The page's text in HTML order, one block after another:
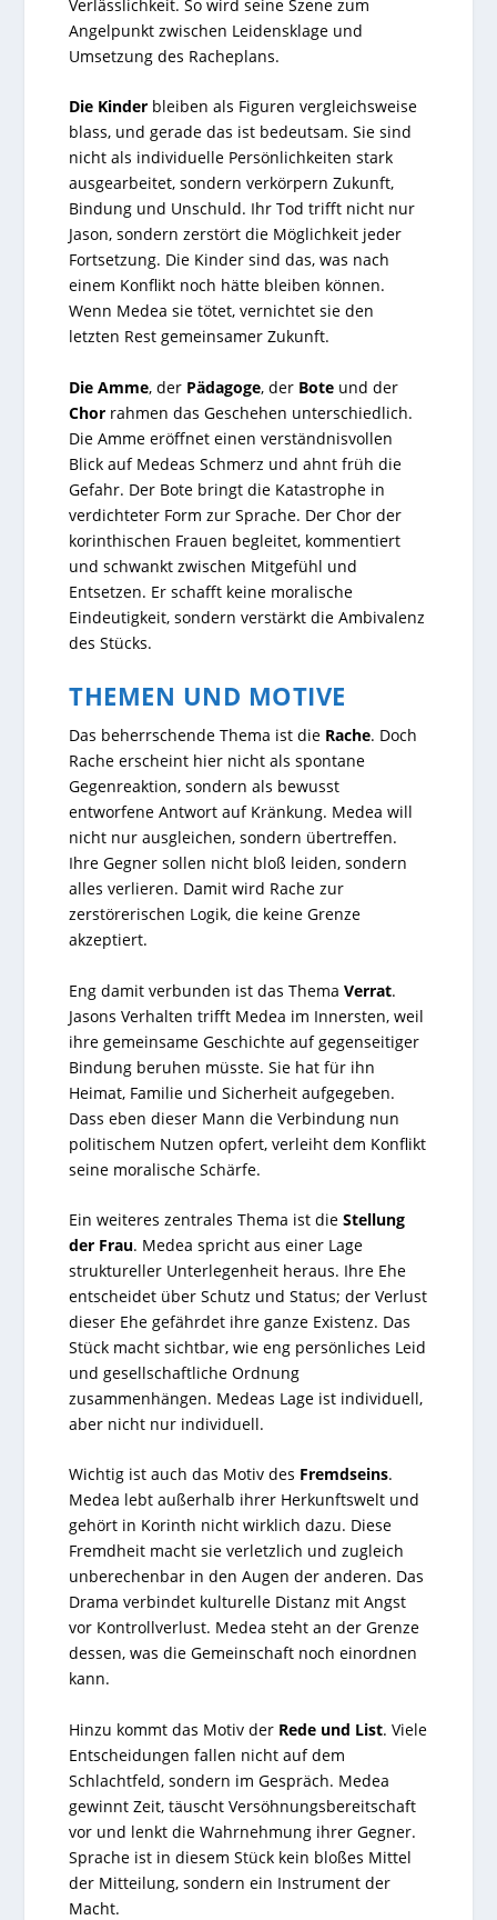
Verlässlichkeit. So wird seine Szene zum
Angelpunkt zwischen Leidensklage und
Umsetzung des Racheplans.
Die Kinder bleiben als Figuren vergleichsweise
blass, und gerade das ist bedeutsam. Sie sind
nicht als individuelle Persönlichkeiten stark
ausgearbeitet, sondern verkörpern Zukunft,
Bindung und Unschuld. Ihr Tod trifft nicht nur
Jason, sondern zerstört die Möglichkeit jeder
Fortsetzung. Die Kinder sind das, was nach
einem Konflikt noch hätte bleiben können.
Wenn Medea sie tötet, vernichtet sie den
letzten Rest gemeinsamer Zukunft.
Die Amme, der Pädagoge, der Bote und der
Chor rahmen das Geschehen unterschiedlich.
Die Amme eröffnet einen verständnisvollen
Blick auf Medeas Schmerz und ahnt früh die
Gefahr. Der Bote bringt die Katastrophe in
verdichteter Form zur Sprache. Der Chor der
korinthischen Frauen begleitet, kommentiert
und schwankt zwischen Mitgefühl und
Entsetzen. Er schafft keine moralische
Eindeutigkeit, sondern verstärkt die Ambivalenz
des Stücks.
THEMEN UND MOTIVE
Das beherrschende Thema ist die Rache. Doch
Rache erscheint hier nicht als spontane
Gegenreaktion, sondern als bewusst
entworfene Antwort auf Kränkung. Medea will
nicht nur ausgleichen, sondern übertreffen.
Ihre Gegner sollen nicht bloß leiden, sondern
alles verlieren. Damit wird Rache zur
zerstörerischen Logik, die keine Grenze
akzeptiert.
Eng damit verbunden ist das ThemaVerrat.
Jasons Verhalten trifft Medea im Innersten, weil
ihre gemeinsame Geschichte auf gegenseitiger
Bindung beruhen müsste. Sie hat für ihn
Heimat, Familie und Sicherheit aufgegeben.
Dass eben dieser Mann die Verbindung nun
politischem Nutzen opfert, verleiht dem Konflikt
seine moralische Schärfe.
Ein weiteres zentrales Thema ist dieStellung
der Frau. Medea spricht aus einer Lage
struktureller Unterlegenheit heraus. Ihre Ehe
entscheidet über Schutz und Status; der Verlust
dieser Ehe gefährdet ihre ganze Existenz. Das
Stück macht sichtbar, wie eng persönliches Leid
und gesellschaftliche Ordnung
zusammenhängen. Medeas Lage ist individuell,
aber nicht nur individuell.
Wichtig ist auch das Motiv des Fremdseins.
Medea lebt außerhalb ihrer Herkunftswelt und
gehört in Korinth nicht wirklich dazu. Diese
Fremdheit macht sie verletzlich und zugleich
unberechenbar in den Augen der anderen. Das
Drama verbindet kulturelle Distanz mit Angst
vor Kontrollverlust. Medea steht an der Grenze
dessen, was die Gemeinschaft noch einordnen
kann.
Hinzu kommt das Motiv der Rede und List. Viele
Entscheidungen fallen nicht auf dem
Schlachtfeld, sondern im Gespräch. Medea
gewinnt Zeit, täuscht Versöhnungsbereitschaft
vor und lenkt die Wahrnehmung ihrer Gegner.
Sprache ist in diesem Stück kein bloßes Mittel
der Mitteilung, sondern ein Instrument der
Macht.